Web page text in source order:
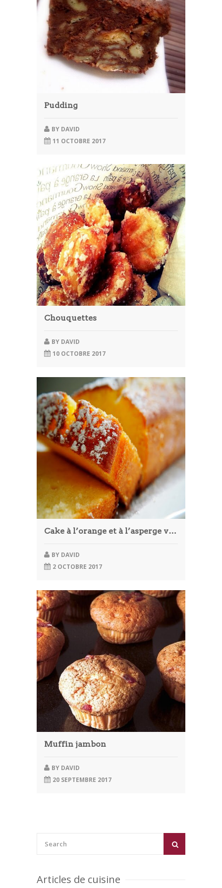
Article
Aliments
Europe
Contact
Pudding
BY DAVID
11 OCTOBRE 2017
Chouquettes
BY DAVID
10 OCTOBRE 2017
Cake à l’orange et à l’asperge verte
BY DAVID
2 OCTOBRE 2017
Muffin jambon
BY DAVID
20 SEPTEMBRE 2017
Articles de cuisine